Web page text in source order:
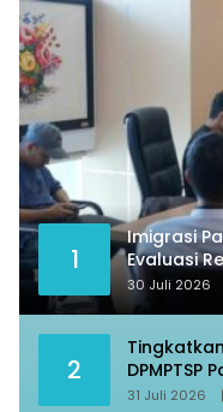
1
Imigrasi
Evaluasi
30 Juli 2026
2
DPMPTSP
31 Juli 2026